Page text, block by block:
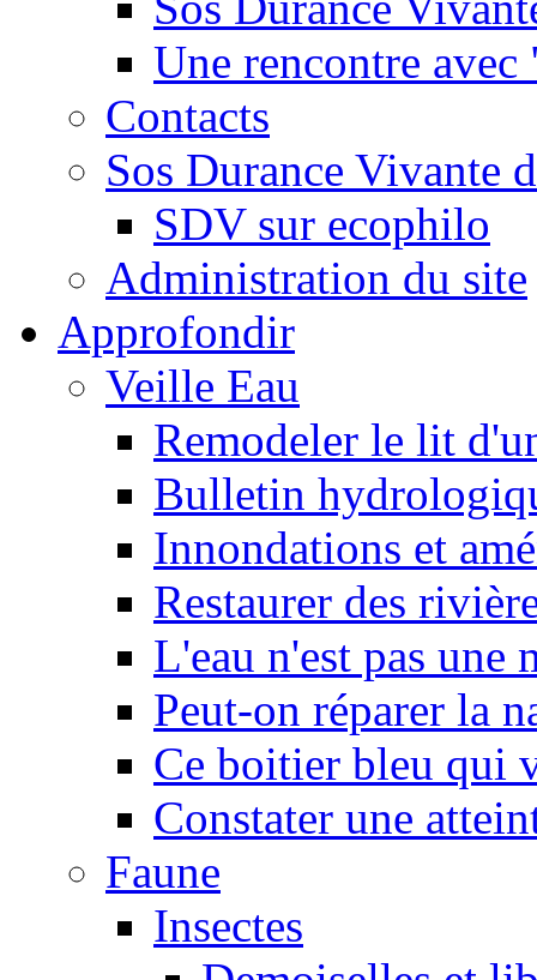
Une rencontre
Contacts
Sos Durance Vivante
SDV sur ecophilo
Administration du site
Approfondir
Veille Eau
Remodeler le lit
Bulletin
Innondations et
Restaurer des
L'eau n'est pas une
Peut-on réparer la
Ce boitier bleu qui
Constater une
Faune
Insectes